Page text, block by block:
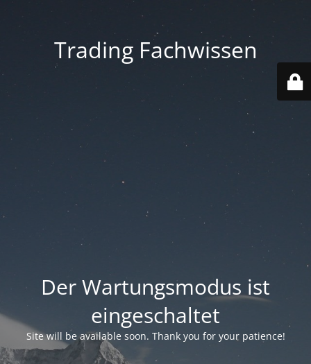
Trading Fachwissen
Der Wartungsmodus ist
eingeschaltet
Site will be available soon. Thank you for your patience!